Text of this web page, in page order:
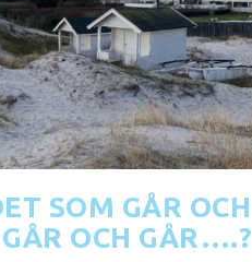
SOM GÅR OCH
OCH GÅR….?